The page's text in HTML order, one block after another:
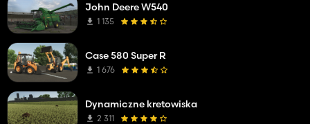
John Deere W540
1 135
Case 580 Super R
1 676
Dynamiczne kretowiska
2 311